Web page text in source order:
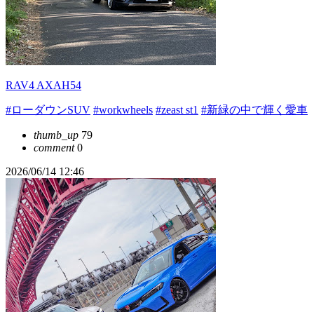
RAV4 AXAH54
#ローダウンSUV #workwheels #zeast st1 #新緑の中で輝く愛車
thumb_up 79
comment0
2026/06/14 12:46